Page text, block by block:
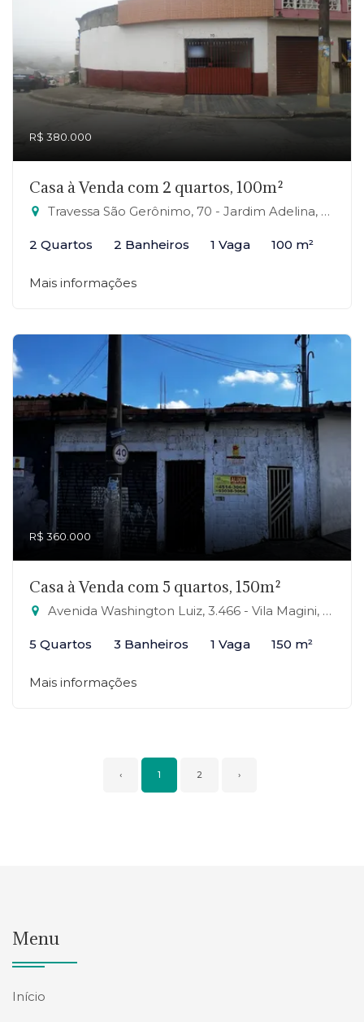
R$ 380.000
Casa à Venda com 2 quartos, 100m²
Travessa São Gerônimo, 70 - Jardim Adelina, Mauá-SP
2 Quartos 2 Banheiros 1 Vaga 100 m²
Mais informações
R$ 360.000
Casa à Venda com 5 quartos, 150m²
Avenida Washington Luiz, 3.466 - Vila Magini, Mauá-SP
5 Quartos 3 Banheiros 1 Vaga 150 m²
Mais informações
‹ 1 2 ›
Menu
Início